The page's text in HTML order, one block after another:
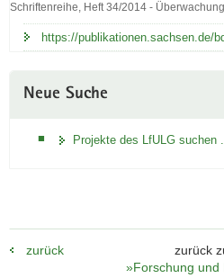
Schriftenreihe, Heft 34/2014 -
Schriftenreihe,
Heft
34/2014
Überwachung
von
BHKW
https://publikationen.sachsen.de/
Neue Suche
Projekte des LfULG suchen
zurück
zurück
»Forschung und